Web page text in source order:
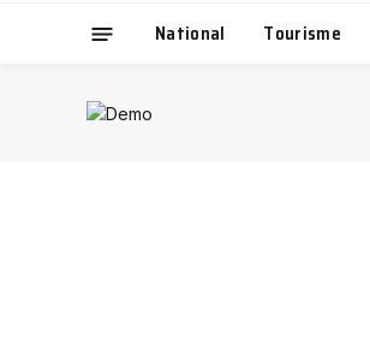
National Tourisme